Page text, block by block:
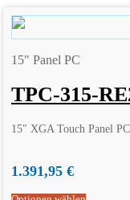
15" Panel PC
TPC-315-
15″ XGA Touch Panel
1.391,95 €